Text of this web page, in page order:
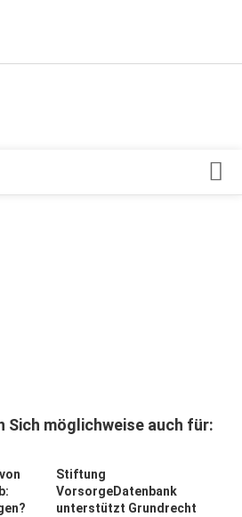
Sich möglichweise auch für:
Stiftung
VorsorgeDatenbank
unterstützt Grundrecht